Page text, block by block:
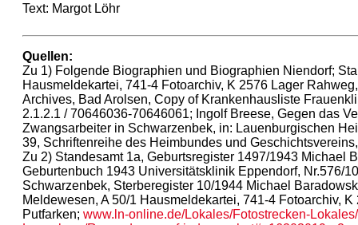
Text: Margot Löhr
Quellen:
Zu 1) Folgende Biographien und Biographien Niendorf;
Hausmeldekartei, 741-4 Fotoarchiv, K 2576 Lager
Archives, Bad Arolsen, Copy of Krankenhausliste
2.1.2.1 / 70646036-70646061; Ingolf Breese, Gegen das
Zwangsarbeiter in Schwarzenbek, in: Lauenburgischen
39, Schriftenreihe des Heimbundes und
Zu 2) Standesamt 1a, Geburtsregister 1497/1943 Michael
Geburtenbuch 1943 Universitätsklinik Eppendorf, Nr.576/
Schwarzenbek, Sterberegister 10/1944 Michael
Meldewesen, A 50/1 Hausmeldekartei, 741-4 Fotoarchiv,
Putfarken; www.ln-online.de/Lokales/Fotostrecken-